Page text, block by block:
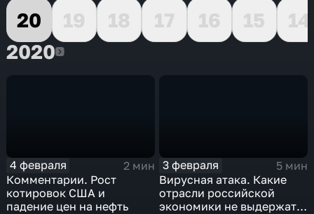
20
19 18 17 16 15
14
20202020
4 февраля
2 мин
Комментарии. Рост
котировок США и
падение цен на нефть
3 февраля
5 мин
Вирусная атака. Какие
отрасли российской
экономики не выдержат